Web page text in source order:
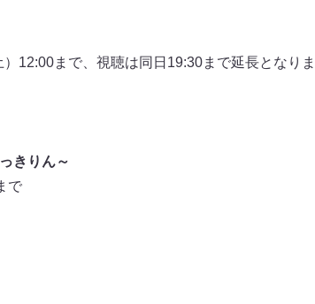
12:00まで、視聴は同日19:30まで延長となり
きりん～
で